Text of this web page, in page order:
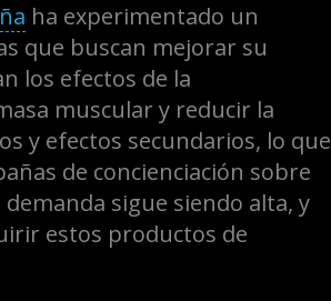
ha experimentado un
que buscan mejorar su
los efectos de la
muscular y reducir la
y efectos secundarios, lo que
de concienciación sobre
sigue siendo alta, y
estos productos de